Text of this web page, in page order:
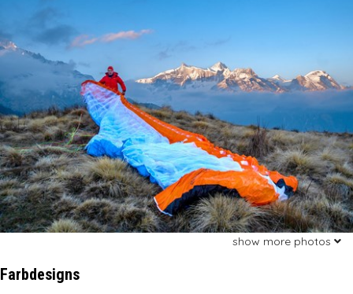
show more photos
Farbdesigns